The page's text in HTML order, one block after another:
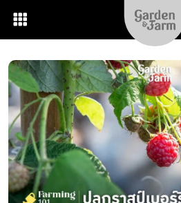
content